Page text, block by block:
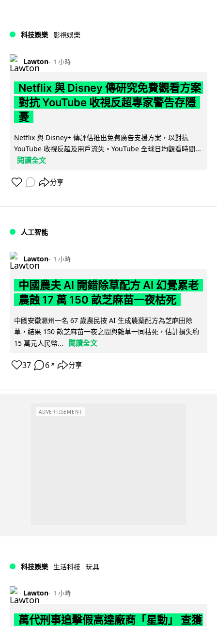
科技娛樂 影視娛樂
Lawton 1 小時
Netflix 與 Disney 傳研究免費觀看方案
對抗 YouTube 收視反超專家警告存隱
憂
Netflix 與 Disney+ 傳評估推出免費廣告支援方案，以對抗
YouTube 收視反超及用戶流失。YouTube 全球日均觀看時間...
閱讀全文
分享
人工智能
Lawton 1 小時
中國農夫 AI 開錯除草配方 AI 幻覺累老
農蝕 17 萬 150 畝芝麻苗一夜枯死
中國安徽滁州一名 67 歲農民按 AI 生成農藥配方為芝麻田除
草，結果 150 畝芝麻苗一夜之間與雜草一同枯死，估計損失約
15 萬元人民幣...
閱讀全文
37 6 ↗ 分享
ADVERTISEMENT
科技娛樂 生活科技 玩具
Lawton 1 小時
萬代刑事追擊假高達廠商「星動」 查獲